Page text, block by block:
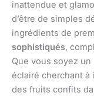
inattendue et
d’être de simples
ingrédients de
sophistiqués,
Que vous soyez un
éclairé cherchant
des fruits confits